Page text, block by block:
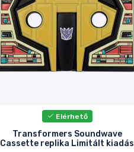
Elérhető
Transformers Soundwave
Cassette replika Limitált kiadás